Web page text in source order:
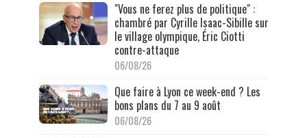
"Vous ne ferez plus de politique" :
chambré par Cyrille Isaac-Sibille sur
le village olympique, Éric Ciotti
contre-attaque
06/08/26
Que faire à Lyon ce week-end ? Les
bons plans du 7 au 9 août
06/08/26